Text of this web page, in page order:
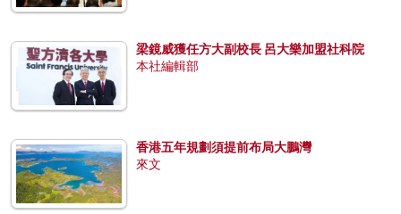
梁鏡威獲任方大副校長 呂大樂加盟社科院
本社編輯部
香港五年規劃須提前布局大鵬灣
來文